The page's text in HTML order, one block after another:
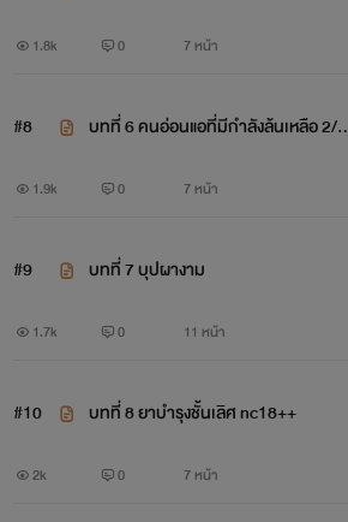
1.8k 0 7 หน้า
#8
บทที่ 6 คนอ่อนแอที่มีกำลังล้นเหลือ 2/2
1.9k 0 7 หน้า
#9 บทที่ 7 บุปผางาม
1.7k 0 11 หน้า
#10 บทที่ 8 ยาบำรุงชั้นเลิศ nc18++
2k 0 7 หน้า